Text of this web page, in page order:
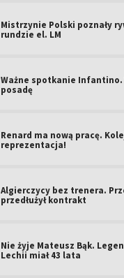
Mistrzynie Polski poznały
rundzie el. LM
Ważne spotkanie Infantino.
posadę
Renard ma nową pracę.
reprezentacja!
Algierczycy bez trenera.
przedłużył kontrakt
Nie żyje Mateusz Bąk.
Lechii miał 43 lata